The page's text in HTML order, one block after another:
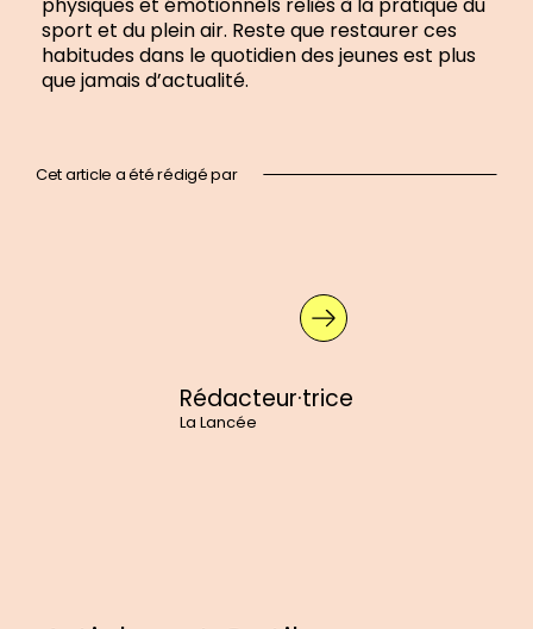
sport et du plein air. Reste que restaurer ces
habitudes dans le quotidien des jeunes est plus
que jamais d’actualité.
Cet article a été rédigé par
Rédacteur·trice
La Lancée